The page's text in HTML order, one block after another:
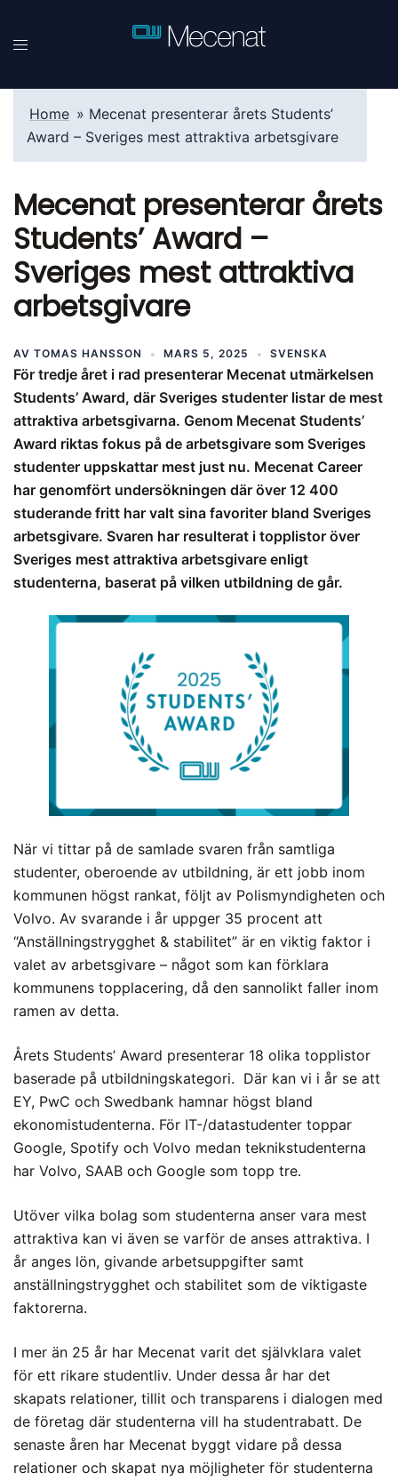
Home » Mecenat presenterar årets Students’
Award – Sveriges mest attraktiva arbetsgivare
Mecenat presenterar årets
Students’ Award –
Sveriges mest attraktiva
arbetsgivare
AV TOMAS HANSSON MARS 5, 2025 SVENSKA
För tredje året i rad presenterar Mecenat utmärkelsen
Students’ Award, där Sveriges studenter listar de mest
attraktiva arbetsgivarna. Genom Mecenat Students’
Award riktas fokus på de arbetsgivare som Sveriges
studenter uppskattar mest just nu. Mecenat Career
har genomfört undersökningen där över 12 400
studerande fritt har valt sina favoriter bland Sveriges
arbetsgivare. Svaren har resulterat i topplistor över
Sveriges mest attraktiva arbetsgivare enligt
studenterna, baserat på vilken utbildning de går.
När vi tittar på de samlade svaren från samtliga
studenter, oberoende av utbildning, är ett jobb inom
kommunen högst rankat, följt av Polismyndigheten och
Volvo. Av svarande i år uppger 35 procent att
“Anställningstrygghet & stabilitet” är en viktig faktor i
valet av arbetsgivare – något som kan förklara
kommunens topplacering, då den sannolikt faller inom
ramen av detta.
Årets Students’ Award presenterar 18 olika topplistor
baserade på utbildningskategori. Där kan vi i år se att
EY, PwC och Swedbank hamnar högst bland
ekonomistudenterna. För IT-/datastudenter toppar
Google, Spotify och Volvo medan teknikstudenterna
har Volvo, SAAB och Google som topp tre.
Utöver vilka bolag som studenterna anser vara mest
attraktiva kan vi även se varför de anses attraktiva. I
år anges lön, givande arbetsuppgifter samt
anställningstrygghet och stabilitet som de viktigaste
faktorerna.
I mer än 25 år har Mecenat varit det självklara valet
för ett rikare studentliv. Under dessa år har det
skapats relationer, tillit och transparens i dialogen med
de företag där studenterna vill ha studentrabatt. De
senaste åren har Mecenat byggt vidare på dessa
relationer och skapat nya möjligheter för studenterna